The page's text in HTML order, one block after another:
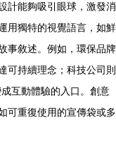
計能夠吸引眼球，激發消
用獨特的視覺語言，如鮮
事敘述。例如，環保品牌
可持續理念；科技公司則
互動體驗的入口。創意
可重復使用的宣傳袋或多